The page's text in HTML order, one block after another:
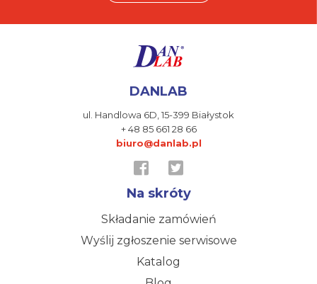
DANLAB
ul. Handlowa 6D,15-399 Białystok
+ 48 85 661 28 66
biuro@danlab.pl
Na skróty
Składanie zamówień
Wyślij zgłoszenie serwisowe
Katalog